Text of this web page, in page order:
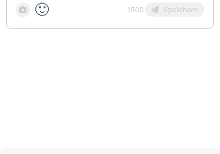
🙂 1500 Speichern